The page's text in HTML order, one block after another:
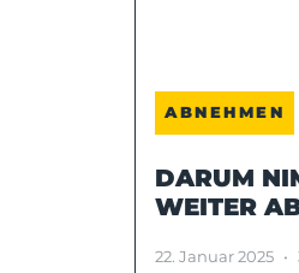
ABNEHMEN
DARUM
WEITER
22. Januar 2025 •